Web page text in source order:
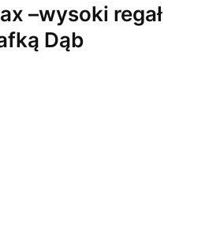
–wysoki regał
Dąb